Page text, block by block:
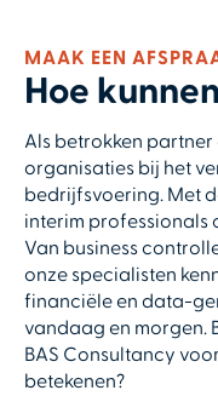
MAAK EEN
Hoe
Als betrokken
organisaties bij het
bedrijfsvoering. Met
interim professionals
Van business
onze specialisten
financiële en data-
vandaag en morgen.
BAS Consultancy
betekenen?